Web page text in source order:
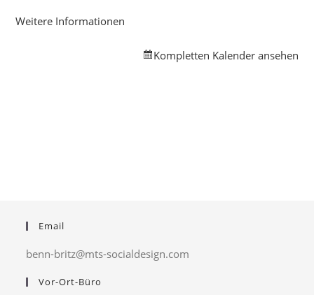
Weitere Informationen
Kompletten Kalender ansehen
Email
benn-britz@mts-socialdesign.com
Vor-Ort-Büro